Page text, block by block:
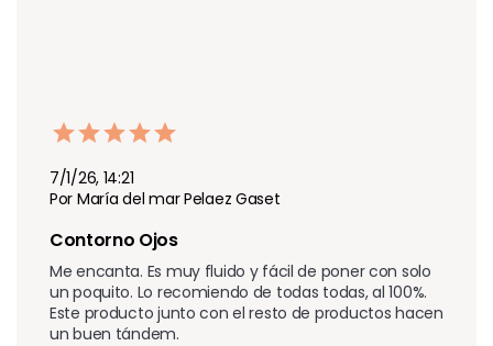
7/1/26, 14:21
Por María del mar Pelaez Gaset
Contorno Ojos
Me encanta. Es muy fluido y fácil de poner con solo
un poquito. Lo recomiendo de todas todas, al 100%.
Este producto junto con el resto de productos hacen
un buen tándem.